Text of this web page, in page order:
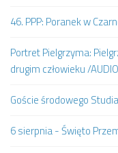
46. PPP: Poranek w
Portret Pielgrzyma:
drugim człowieku /
Goście środowego
6 sierpnia - Święto